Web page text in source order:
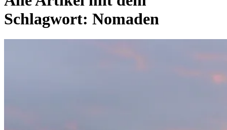
Schlagwort: Nomaden